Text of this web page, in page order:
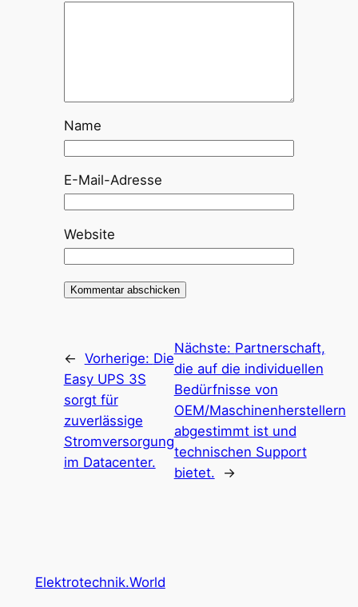
Name
E-Mail-Adresse
Website
← Vorherige: Die
Easy UPS 3S
sorgt für
zuverlässige
Stromversorgung
im Datacenter.
Nächste: Partnerschaft,
die auf die individuellen
Bedürfnisse von
OEM/Maschinenherstellern
abgestimmt ist und
technischen Support
bietet.
→
Elektrotechnik.World